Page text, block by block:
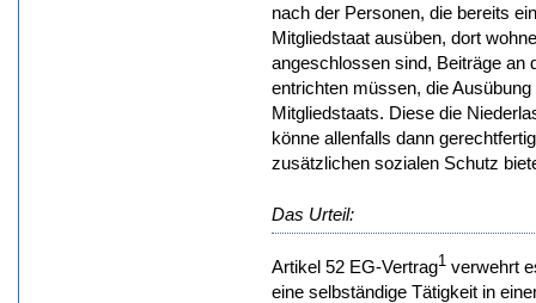
nach der Personen, die bereits
Mitgliedstaat ausüben, dort
angeschlossen sind, Beiträge an
entrichten müssen, die
Mitgliedstaats. Diese die
könne allenfalls dann
zusätzlichen sozialen Schutz
Das Urteil:
Artikel 52 EG-Vertrag1 verwehrt
eine selbständige Tätigkeit in